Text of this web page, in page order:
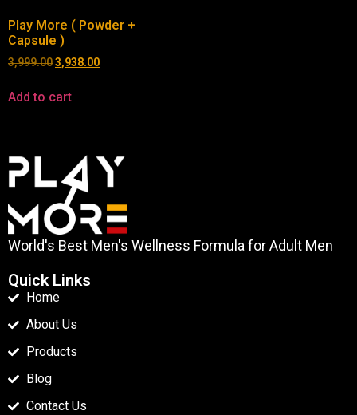
Play More ( Powder +
Capsule )
3,999.003,938.00
Add to cart
World's Best Men's Wellness Formula for Adult Men
Quick Links
Home
About Us
Products
Blog
Contact Us